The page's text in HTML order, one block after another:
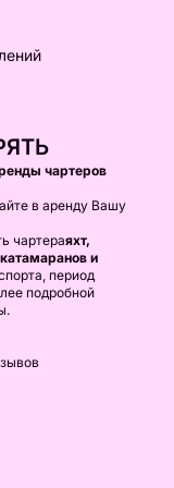
чартеров
в аренду Вашу
чартераяхт,
и
период
подробной